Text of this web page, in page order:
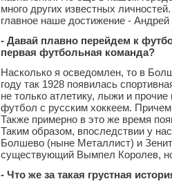
много других известных
главное наше достижение -
- Давай плавно перейдем к
первая футбольная команда?
Насколько я осведомлен, то в
году так 1928 появилась
не только атлетику, лыжи и
футбол с русским хоккеем.
Также примерно в это же время
Таким образом, впоследствии у
Болшево (ныне Металлист) и
существующий Вымпел Королев, но
- Что же за такая грустная